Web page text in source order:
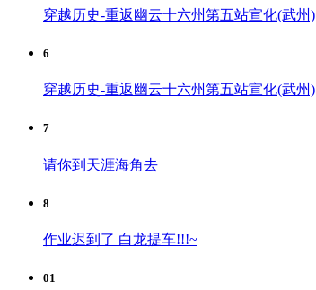
穿越历史-重返幽云十六州第五站宣化(武州)
6
穿越历史-重返幽云十六州第五站宣化(武州)
7
请你到天涯海角去
8
作业迟到了 白龙提车!!!~
01